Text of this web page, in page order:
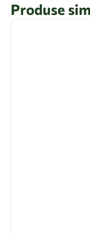
Produse